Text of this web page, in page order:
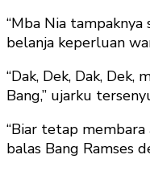
“Mba Nia
belanja keperluan
“Dak, Dek, Dak, Dek,
Bang,” ujarku
“Biar tetap membara
balas Bang Ramses